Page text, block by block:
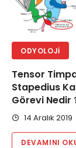
ODYOLOJI
Tensor
Stapedius
Görevi Nedir
14 Aralık 2019
DEVAMINI